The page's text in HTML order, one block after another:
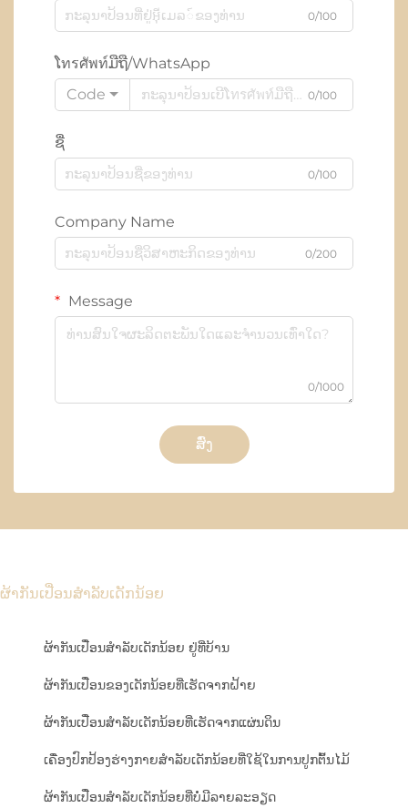
0/100
ໂทรศัพท์ມືຖື/WhatsApp
Code
0/100
ຊື່
0/100
Company Name
0/200
Message
0/1000
ສົ່ງ
ຜ້າກັນເປື່ອນສຳລັບເດັກນ້ອຍ
ຜ້າກັນເປື່ອນສຳລັບເດັກນ້ອຍ ຢູ່ທີ່ບ້ານ
ຜ້າກັນເປື່ອນຂອງເດັກນ້ອຍທີ່ເຮັດຈາກຝ້າຍ
ຜ້າກັນເປື່ອນສຳລັບເດັກນ້ອຍທີ່ເຮັດຈາກແຜ່ນດິນ
ເຄື່ອງປົກປ້ອງຮ່າງກາຍສຳລັບເດັກນ້ອຍທີ່ໃຊ້ໃນການປູກຕົ້ນໄມ້
ຜ້າກັນເປື່ອນສຳລັບເດັກນ້ອຍທີ່ບໍ່ມີລາຍລະອຽດ